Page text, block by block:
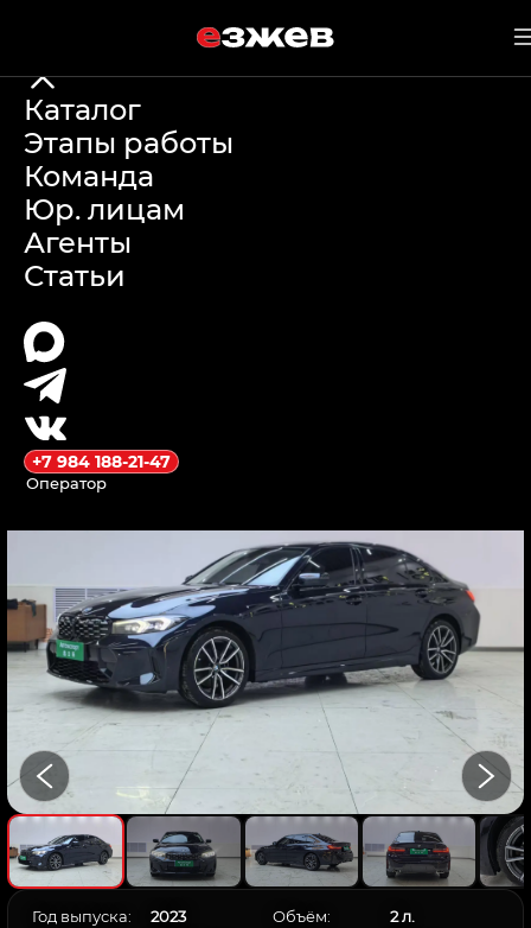
← Каталог
BMW
3-SERIES
2023
320Li AT M Sport
38 000 км
Год выпуска:
2023
Объём:
2 л.
езжев
Каталог
Этапы работы
Команда
Юр. лицам
Агенты
Статьи
+7 984 188-21-47
Оператор